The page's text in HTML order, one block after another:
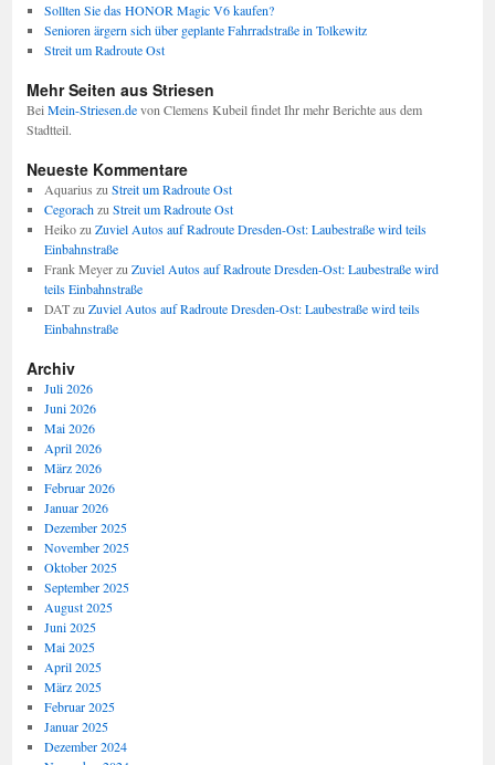
Sollten Sie das HONOR Magic V6 kaufen?
Senioren ärgern sich über geplante Fahrradstraße in Tolkewitz
Streit um Radroute Ost
Mehr Seiten aus Striesen
Bei Mein-Striesen.devon Clemens Kubeil findet Ihr mehr Berichte aus dem
Stadtteil.
Neueste Kommentare
Aquarius zu Streit um Radroute Ost
Cegorachzu Streit um Radroute Ost
Heikozu Zuviel Autos auf Radroute Dresden-Ost: Laubestraße wird teils
Einbahnstraße
Frank Meyerzu Zuviel Autos auf Radroute Dresden-Ost: Laubestraße wird
teils Einbahnstraße
DATzu Zuviel Autos auf Radroute Dresden-Ost: Laubestraße wird teils
Einbahnstraße
Archiv
Juli 2026
Juni 2026
Mai 2026
April 2026
März 2026
Februar 2026
Januar 2026
Dezember 2025
November 2025
Oktober 2025
September 2025
August 2025
Juni 2025
Mai 2025
April 2025
März 2025
Februar 2025
Januar 2025
Dezember 2024